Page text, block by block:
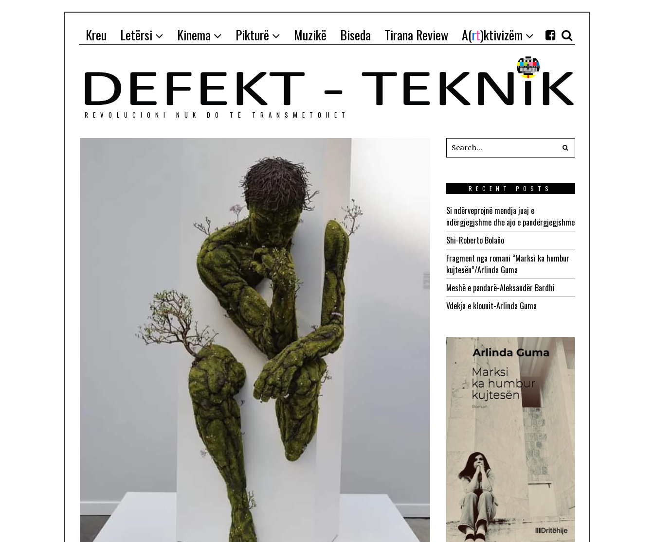
Kreu Letërsi Kinema Pikturë Muzikë Biseda Tirana Review A(rt)ktivizëm
REVOLUCIONI NUK DO TЁ TRANSMETOHET
RECENT POSTS
Si ndërveprojnë mendja juaj e
ndërgjegjshme dhe ajo e pandërgjegjshme
Shi-Roberto Bolaño
Fragment nga romani “Marksi ka humbur
kujtesën”/Arlinda Guma
Meshë e pandarë-Aleksandër Bardhi
Vdekja e klounit-Arlinda Guma